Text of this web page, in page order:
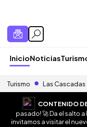
InicioNoticias
Turismo Las Cascadas
CONTENIDO
pasado! 🚀 Da el salto
invitamos a visitar el